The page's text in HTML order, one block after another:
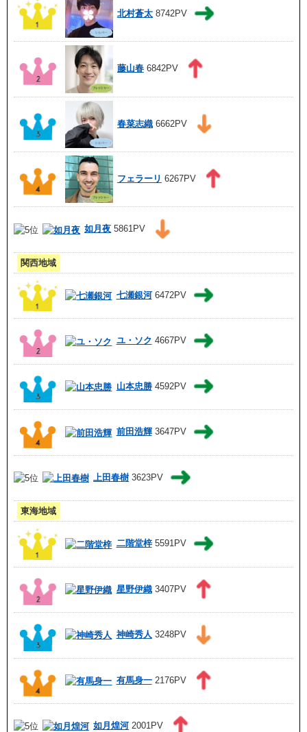
北村蒼太8742PV
藤山春6842PV
春菜志織6662PV
フェラーリ 6267PV
如月夜 5861PV
関西地域
七瀬銀河6472PV
ユ・ソク 4667PV
山本忠勝4592PV
前田浩輝3647PV
上田春樹 3623PV
東海地域
二階堂梓5591PV
星野伊織3407PV
神崎秀人 3248PV
有馬身一2176PV
如月煌河2001PV